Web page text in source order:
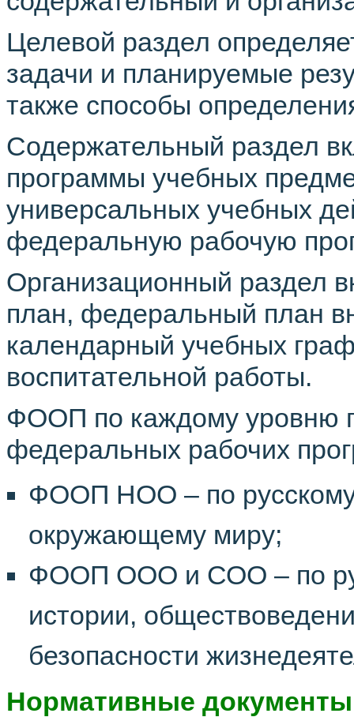
Целевой раздел
задачи и планируемые
также способы
Содержательный раздел
программы учебных
универсальных учебных
федеральную рабочую
Организационный раздел
план, федеральный план
календарный учебных
воспитательной работы.
ФООП по каждому уровню
федеральных рабочих
ФООП НОО – по русскому
окружающему миру;
ФООП ООО и СОО – по
истории,
безопасности
Нормативные